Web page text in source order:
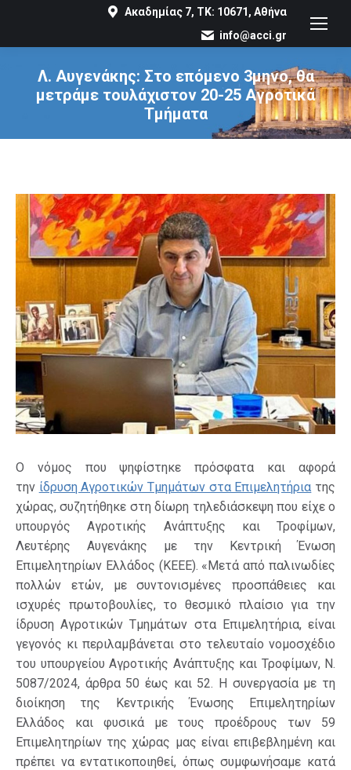
Ακαδημίας 7, ΤΚ: 10671, Αθήνα
info@acci.gr
Λ. Αυγενάκης: Στο επόμενο 3μηνο, θα
μετράμε τουλάχιστον 20-25 Αγροτικά
Τμήματα
You are here:
Ο νόμος που ψηφίστηκε πρόσφατα και αφορά
την ίδρυση Αγροτικών Τμημάτων στα Επιμελητήρια της
χώρας, συζητήθηκε στη δίωρη τηλεδιάσκεψη που είχε ο
υπουργός Αγροτικής Ανάπτυξης και Τροφίμων,
Λευτέρης Αυγενάκης με την Κεντρική Ένωση
Επιμελητηρίων Ελλάδος (ΚΕΕΕ). «Μετά από παλινωδίες
πολλών ετών, με συντονισμένες προσπάθειες και
ισχυρές πρωτοβουλίες, το θεσμικό πλαίσιο για την
ίδρυση Αγροτικών Τμημάτων στα Επιμελητήρια, είναι
γεγονός κι περιλαμβάνεται στο τελευταίο νομοσχέδιο
του υπουργείου Αγροτικής Ανάπτυξης και Τροφίμων, Ν.
5087/2024, άρθρα 50 έως και 52. Η συνεργασία με τη
διοίκηση της Κεντρικής Ένωσης Επιμελητηρίων
Ελλάδος και φυσικά με τους προέδρους των 59
Επιμελητηρίων της χώρας μας είναι επιβεβλημένη και
πρέπει να εντατικοποιηθεί, όπως συμφωνήσαμε κατά